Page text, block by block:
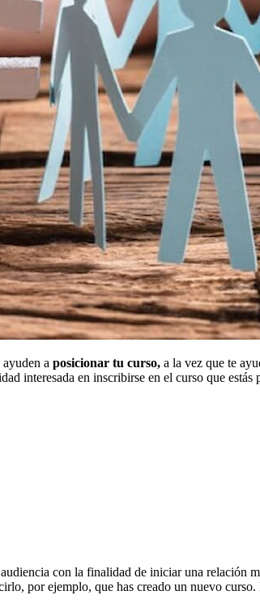
a posicionar tu curso, a la vez que te
interesada en inscribirse en el curso que
con la finalidad de iniciar una relación
por ejemplo, que has creado un nuevo